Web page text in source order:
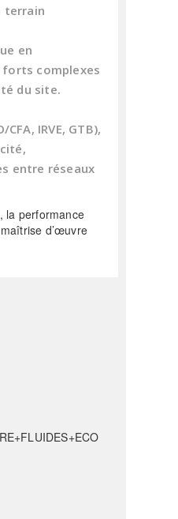
terrain
en
complexes
du site.
IRVE, GTB),
entre réseaux
la performance
d’œuvre